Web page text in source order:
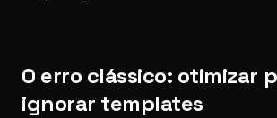
O erro clássico: otimizar
ignorar templates